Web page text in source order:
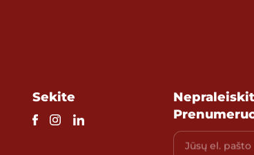
Sekite
Jūsų el. pašto